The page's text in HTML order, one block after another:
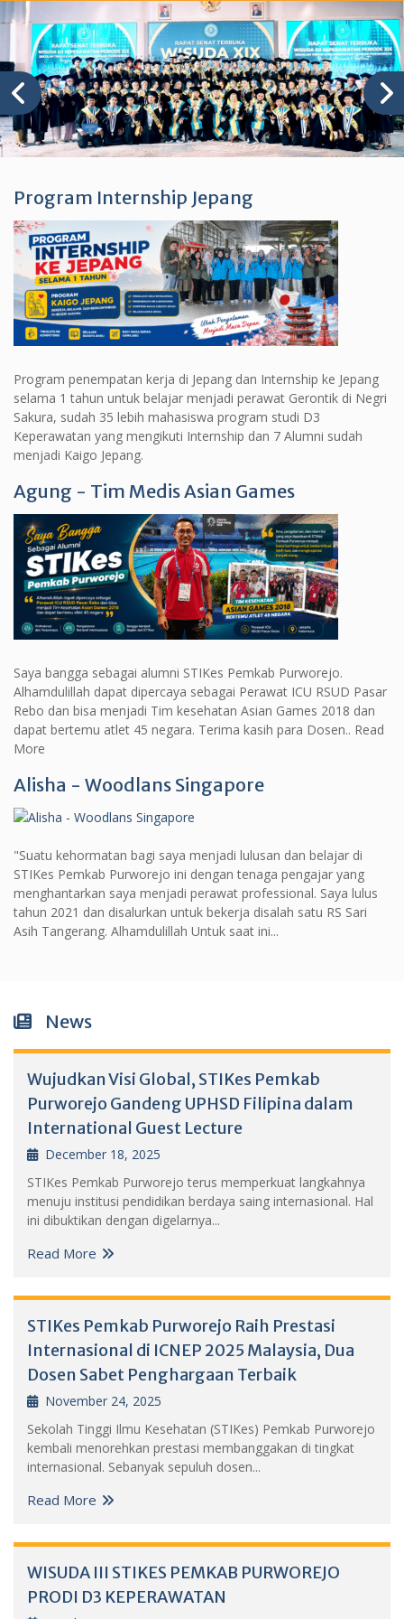
Program Internship Jepang
Program penempatan kerja di Jepang dan Internship ke Jepang
selama 1 tahun untuk belajar menjadi perawat Gerontik di Negri
Sakura, sudah 35 lebih mahasiswa program studi D3
Keperawatan yang mengikuti Internship dan 7 Alumni sudah
menjadi Kaigo Jepang.
Agung - Tim Medis Asian Games
Saya bangga sebagai alumni STIKes Pemkab Purworejo.
Alhamdulillah dapat dipercaya sebagai Perawat ICU RSUD Pasar
Rebo dan bisa menjadi Tim kesehatan Asian Games 2018 dan
dapat bertemu atlet 45 negara. Terima kasih para Dosen.. Read
More
Alisha - Woodlans Singapore
"Suatu kehormatan bagi saya menjadi lulusan dan belajar di
STIKes Pemkab Purworejo ini dengan tenaga pengajar yang
menghantarkan saya menjadi perawat professional. Saya lulus
tahun 2021 dan disalurkan untuk bekerja disalah satu RS Sari
Asih Tangerang. Alhamdulillah Untuk saat ini...
News
Wujudkan Visi Global, STIKes Pemkab
Purworejo Gandeng UPHSD Filipina dalam
International Guest Lecture
December 18, 2025
STIKes Pemkab Purworejo terus memperkuat langkahnya
menuju institusi pendidikan berdaya saing internasional. Hal
ini dibuktikan dengan digelarnya...
Read More
STIKes Pemkab Purworejo Raih Prestasi
Internasional di ICNEP 2025 Malaysia, Dua
Dosen Sabet Penghargaan Terbaik
November 24, 2025
Sekolah Tinggi Ilmu Kesehatan (STIKes) Pemkab Purworejo
kembali menorehkan prestasi membanggakan di tingkat
internasional. Sebanyak sepuluh dosen...
Read More
WISUDA III STIKES PEMKAB PURWOREJO
PRODI D3 KEPERAWATAN